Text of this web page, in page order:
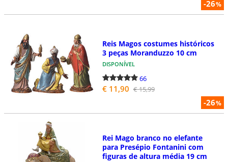
-26%
-26%
Reis Magos costumes históricos
3 peças Moranduzzo 10 cm
DISPONÍVEL
66
€ 11,90 € 15,99
Rei Mago branco no elefante
para Presépio Fontanini com
figuras de altura média 19 cm